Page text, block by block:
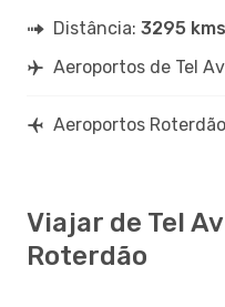
Distância: 3295 kms
Aeroportos de Tel
Aeroportos Roterdão
Viajar de Tel
Roterdão